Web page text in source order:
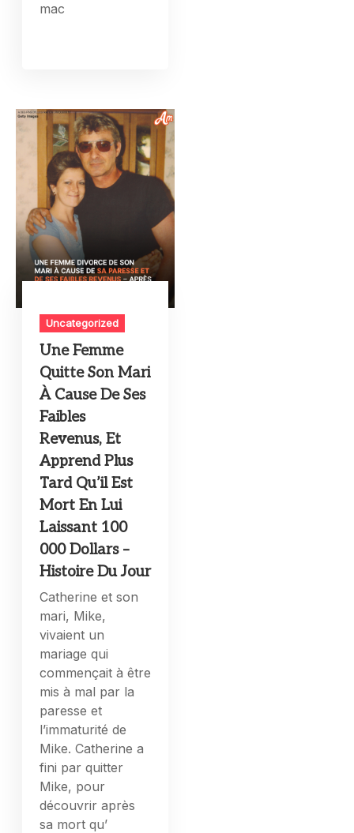
mac
Uncategorized
Une Femme
Quitte Son Mari
À Cause De Ses
Faibles
Revenus, Et
Apprend Plus
Tard Qu’il Est
Mort En Lui
Laissant 100
000 Dollars –
Histoire Du Jour
Catherine et son
mari, Mike,
vivaient un
mariage qui
commençait à être
mis à mal par la
paresse et
l’immaturité de
Mike. Catherine a
fini par quitter
Mike, pour
découvrir après
sa mort qu’